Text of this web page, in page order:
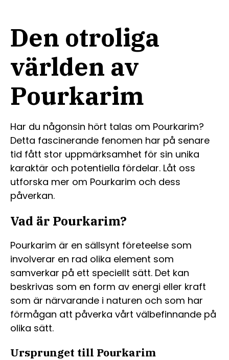
Den otroliga
världen av
Pourkarim
Har du någonsin hört talas om Pourkarim?
Detta fascinerande fenomen har på senare
tid fått stor uppmärksamhet för sin unika
karaktär och potentiella fördelar. Låt oss
utforska mer om Pourkarim och dess
påverkan.
Vad är Pourkarim?
Pourkarim är en sällsynt företeelse som
involverar en rad olika element som
samverkar på ett speciellt sätt. Det kan
beskrivas som en form av energi eller kraft
som är närvarande i naturen och som har
förmågan att påverka vårt välbefinnande på
olika sätt.
Ursprunget till Pourkarim